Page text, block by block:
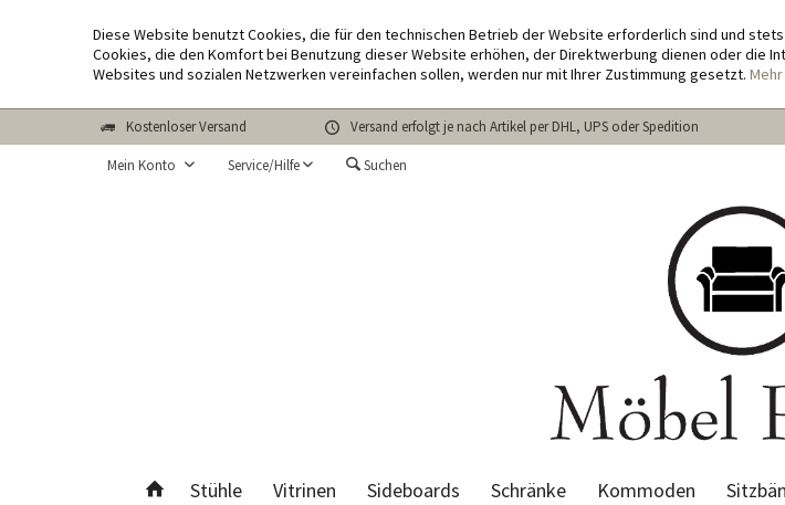
Diese Website benutzt Cookies, die für den technischen Betrieb der Website erforderlich sind und
Cookies, die den Komfort bei Benutzung dieser Website erhöhen, der Direktwerbung dienen oder die
Websites und sozialen Netzwerken vereinfachen sollen, werden nur mit Ihrer Zustimmung gesetzt.
Kostenloser Versand Versand erfolgt je nach Artikel per DHL, UPS oder Spedition
Mein Konto Service/Hilfe Suchen
Stühle Vitrinen Sideboards Schränke Kommoden